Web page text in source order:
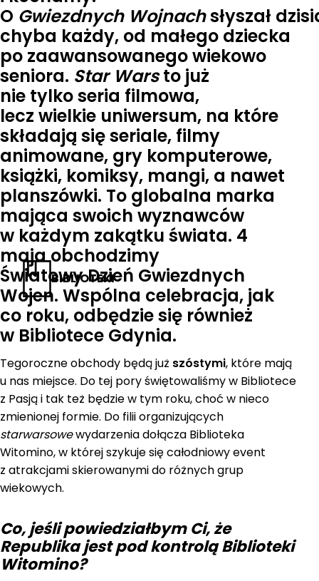
BIBLIOTEKI
O Gwiezdnych Wojnachsłyszał
chyba każdy, od małego dziecka
po zaawansowanego wiekowo
seniora. Star Warsto już
nie tylko seria filmowa,
lecz wielkie uniwersum, na które
składają się seriale, filmy
animowane, gry komputerowe,
książki, komiksy, mangi, a nawet
planszówki. To globalna marka
mająca swoich wyznawców
w każdym zakątku świata. 4
maja obchodzimy
Światowy Dzień Gwiezdnych
Wojen. Wspólna celebracja, jak
co roku, odbędzie się również
w Bibliotece Gdynia.
Tegoroczne obchody będą już szóstymi, które mają
u nas miejsce. Do tej pory świętowaliśmy w Bibliotece
z Pasją i tak też będzie w tym roku, choć w nieco
zmienionej formie. Do filii organizujących
starwarsowewydarzenia dołącza Biblioteka
Witomino, w której szykuje się całodniowy event
z atrakcjami skierowanymi do różnych grup
wiekowych.
Co, jeśli powiedziałbym Ci, że
Republika jest pod kontrolą Biblioteki
Witomino?